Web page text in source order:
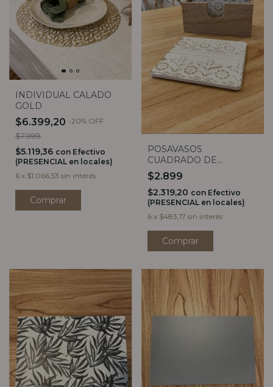
INDIVIDUAL CALADO
GOLD
$6.399,20 -20% OFF
$7.999
$5.119,36 con Efectivo
(PRESENCIAL en locales)
6 x $1.066,53 sin interés
POSAVASOS
CUADRADO DE
MADERA TRAMADA
(unidad)
$2.899
$2.319,20 con Efectivo
(PRESENCIAL en locales)
6 x $483,17 sin interés